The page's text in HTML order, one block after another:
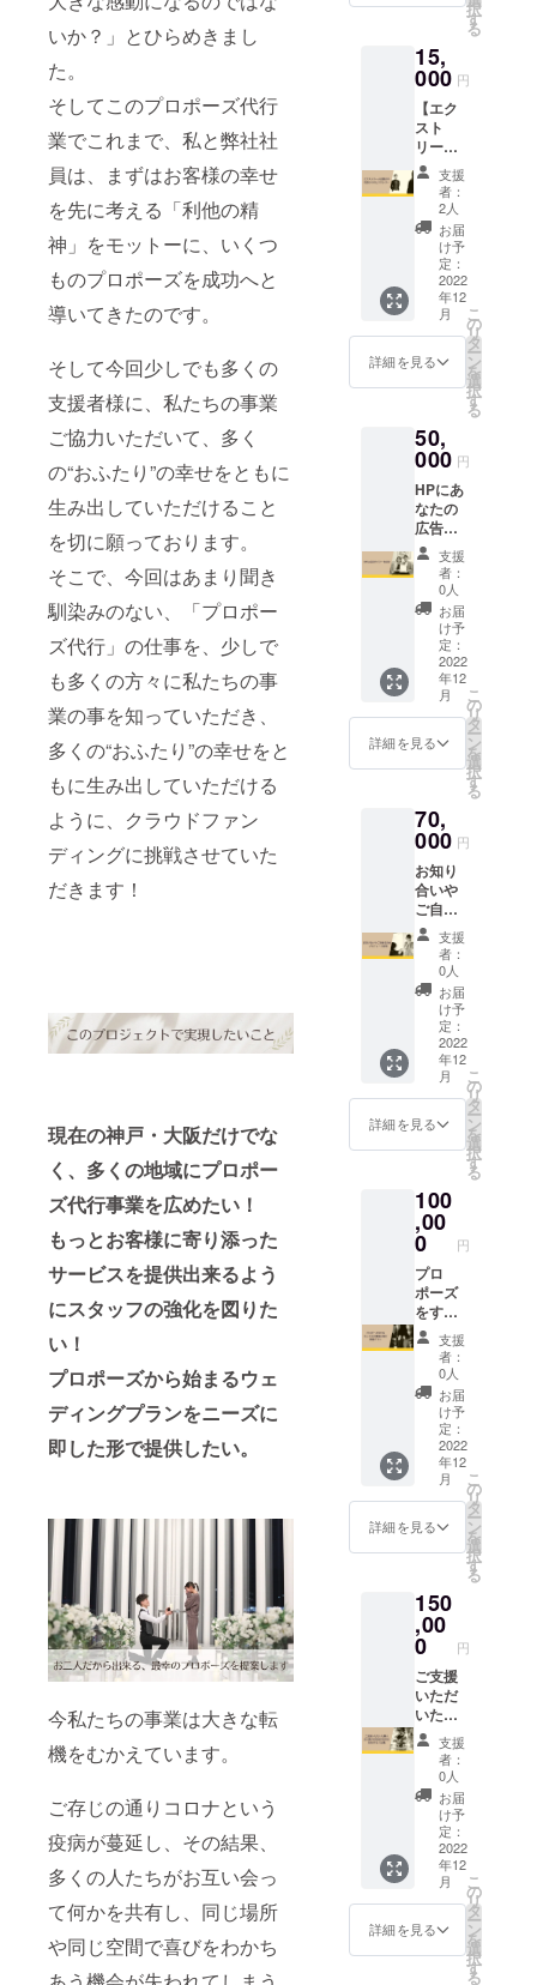
いか？」とひらめきまし
た。
そしてこのプロポーズ代行
業でこれまで、私と弊社社
員は、まずはお客様の幸せ
を先に考える「利他の精
神」をモットーに、いくつ
ものプロポーズを成功へと
導いてきたのです。
そして今回少しでも多くの
支援者様に、私たちの事業
ご協力いただいて、多く
の“おふたり”の幸せをともに
生み出していただけること
を切に願っております。
そこで、今回はあまり聞き
馴染みのない、「プロポー
ズ代行」の仕事を、少しで
も多くの方々に私たちの事
業の事を知っていただき、
多くの“おふたり”の幸せをと
もに生み出していただける
ように、クラウドファン
ディングに挑戦させていた
だきます！
現在の神戸・大阪だけでな
く、多くの地域にプロポー
ズ代行事業を広めたい！
もっとお客様に寄り添った
サービスを提供出来るよう
にスタッフの強化を図りた
い！
プロポーズから始まるウェ
ディングプランをニーズに
即した形で提供したい。
今私たちの事業は大きな転
機をむかえています。
ご存じの通りコロナという
疫病が蔓延し、その結果、
多くの人たちがお互い会っ
て何かを共有し、同じ場所
や同じ空間で喜びをわかち
たちの事業
ていただ
き、多く
の“おふた
り”の幸せを
ともに生み
出していた
だけるよう
に、クラウ
ディングに
挑戦させて
す！
野町４
１ー１
２
13000
円の
コース
料理を1
万円で
ご提
供。
（メ
ニュー
は画像
にて）
チケッ
ト使用
期限：
発行か
は予告
なく変
わる可
能性あ
りま
す。ご
了承下
さい。
※アン
クィー
ル神戸
北野に
来てい
ただけ
る方限
定で
す。 ※
ウド
ファン
グ掲載
終了後
に、チ
ケット
を郵送
でお送
りいた
しま
す。
択
す
る
15,
000 円
【エク
スト
リーム
お節介
の代表
からの
ビデオ
ター】
代表の
岡崎か
らビデ
オレ
ターを
お送り
させて
きま
す！ ・
約5分の
動画に
なりま
す。 ・
ご支援
者に
は、ク
ラウド
ファン
ディン
グ掲載
終了後
にメー
ルに
て、動
しま
す。
支援
者：
2人
お届
け予
定：
2022
年12
月
詳細を見る
こ
の
リ
タ
ー
ン
を
選
択
す
る
50,
000 円
HPにあ
なたの
広告や
バナー
をお出
ししま
す！ ※
バナー
の元と
なる
データ
はご支
援者様
でご準
備願い
ます。
は
200px×
100px
でご準
備お願
い致し
ます。
（バ
ナーの
中は文
字でも
ロゴで
も何で
もOKで
す。）
※掲載期
間は掲
させて
頂きま
す。 ※
掲載す
るHPは
（掲載
する
URL貼
り付
け）に
なりま
す。 ※
ご支援
いただ
く際
に、備
考欄に
希望の
い。 ※
ご支援
者様に
はクラ
ウド
ファン
ディン
グ掲載
終了後
に詳し
い内容
をメー
ルでお
送りい
たしま
す。
支援
者：
0人
お届
け予
定：
2022
年12
月
詳細を見る
こ
の
リ
タ
ー
ン
を
選
択
す
る
70,
000 円
お知り
合いや
ご自身
を含め
プロ
デュー
ス提供
〈プロ
デュー
スのお
手伝い
の流
れ〉 1.
ヒアリ
ング(リ
モート
2.ス
トー
リー提
案 ↓ 3.
現地視
察（大
阪、神
戸以外
は出張
料発
生） ↓
4.契約
↓ 5.会
場やホ
テルな
どに根
回し、
進行の
手配 ↓
6.リン
ショッ
プ同行
↓ 7.当
日 3名
体制で
フルサ
ポート
※ご支援
者様に
は、ク
ラウド
ファン
ディン
グ掲載
終了後
に、詳
細を
メール
致しま
す。
支援
者：
0人
お届
け予
定：
2022
年12
月
詳細を見る
こ
の
リ
タ
ー
ン
を
選
択
す
る
100
,00
0 円
プロ
ポーズ
をする
カップ
ルの現
場に同
行、体
験プラ
ン！ 実
際にプ
ロポー
ズを実
行する
方に同
行し、
体験す
出来ま
す。 ※
プロ
ポーズ
会場ま
での交
通費や
宿泊費
はご支
援者様
の実費
になり
ます。
※同行時
間は約2
時間～3
時間に
なりま
す。 ※
最大同
支援
者：
0人
お届
け予
定：
2022
年12
月
詳細を見る
こ
の
リ
タ
ー
ン
を
選
択
す
る
150
,00
0 円
ご支援
いただ
いた個
人・法
人様の
お名前
や社名
を自社
HP上で
記載 ※4
文字～
14文字
以内で
お願い
致しま
す。 ※
支援
者：
0人
お届
け予
定：
2022
年12
月
詳細を見る
こ
の
リ
タ
ー
ン
を
選
択
す
る